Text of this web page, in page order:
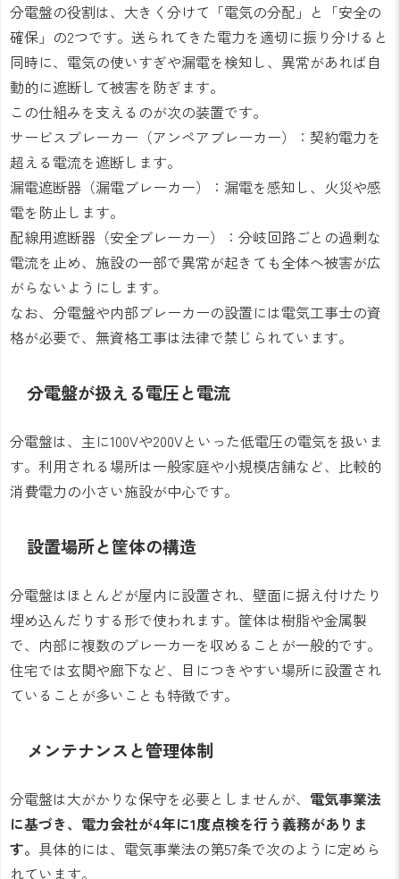
分電盤の役割は、大きく分けて「電気の分配」と「安全の
確保」の2つです。送られてきた電力を適切に振り分けると
同時に、電気の使いすぎや漏電を検知し、異常があれば自
動的に遮断して被害を防ぎます。
この仕組みを支えるのが次の装置です。
サービスブレーカー（アンペアブレーカー）：契約電力を
超える電流を遮断します。
漏電遮断器（漏電ブレーカー）：漏電を感知し、火災や感
電を防止します。
配線用遮断器（安全ブレーカー）：分岐回路ごとの過剰な
電流を止め、施設の一部で異常が起きても全体へ被害が広
がらないようにします。
なお、分電盤や内部ブレーカーの設置には電気工事士の資
格が必要で、無資格工事は法律で禁じられています。
分電盤が扱える電圧と電流
分電盤は、主に100Vや200Vといった低電圧の電気を扱いま
す。利用される場所は一般家庭や小規模店舗など、比較的
消費電力の小さい施設が中心です。
設置場所と筐体の構造
分電盤はほとんどが屋内に設置され、壁面に据え付けたり
埋め込んだりする形で使われます。筐体は樹脂や金属製
で、内部に複数のブレーカーを収めることが一般的です。
住宅では玄関や廊下など、目につきやすい場所に設置され
ていることが多いことも特徴です。
メンテナンスと管理体制
分電盤は大がかりな保守を必要としませんが、 電気事業法
に基づき、電力会社が4年に1度点検を行う義務がありま
す。 具体的には、電気事業法の第57条で次のように定めら
れています。